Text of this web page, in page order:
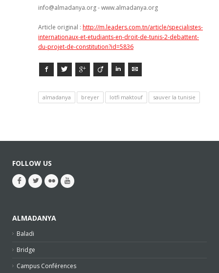
info@almadanya.org- www.almadanya.org
Article original : http://m.leaders.com.tn/article/specialistes-
internationaux-et-etudiants-en-droit-de-tunis-2-debattent-
du-projet-de-constitution?id=5836
Facebook TwitterGoogle+ ViadeoLinkedInE-mail
almadanya breyer lotfi maktouf sauver la tunisie
FOLLOW US
ALMADANYA
Baladi
Bridge
Campus Conférences